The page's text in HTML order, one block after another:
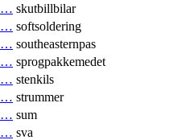
… skutbillbilar
… softsoldering
… southeasternpas
… sprogpakkemedet
… stenkils
… strummer
… sum
… sva